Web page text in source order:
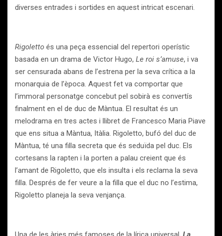
diverses entrades i sortides en aquest intricat escenari.
Rigoletto és una peça essencial del repertori operístic
basada en un drama de Victor Hugo, Le roi s’amuse, i va
ser censurada abans de l’estrena per la seva crítica a la
monarquia de l’època. Aquest fet va comportar que
l’immoral personatge concebut pel sobirà es convertís
finalment en el de duc de Màntua. El resultat és un
melodrama en tres actes i llibret de Francesco Maria Piave
que ens situa a Màntua, Itàlia. Rigoletto, bufó del duc de
Màntua, té una filla secreta que és seduïda pel duc. Els
cortesans la rapten i la porten a palau creient que és
l’amant de Rigoletto, que els insulta i els reclama la seva
filla. Després de fer veure a la filla que el duc no l’estima,
Rigoletto planeja la seva venjança.